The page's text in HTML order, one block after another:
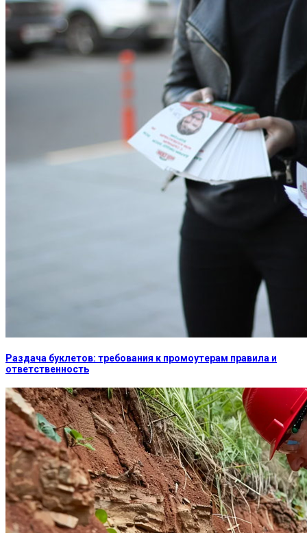
Раздача буклетов: требования к промоутерам правила и
ответственность